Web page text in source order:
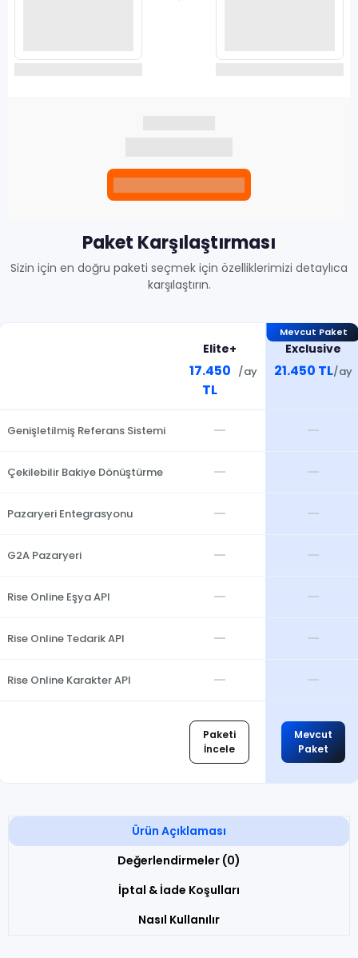
Paket Karşılaştırması
Sizin için en doğru paketi seçmek için özelliklerimizi detaylıca
karşılaştırın.
Elite+
17.450
TL
/ay
Mevcut Paket
Exclusive
21.450 TL/ay
Genişletilmiş Referans Sistemi — —
Çekilebilir Bakiye Dönüştürme — —
Pazaryeri Entegrasyonu — —
G2A Pazaryeri — —
Rise Online Eşya API — —
Rise Online Tedarik API — —
Rise Online Karakter API — —
Paketi
İncele
Mevcut
Paket
Ürün Açıklaması
Değerlendirmeler (0)
İptal & İade Koşulları
Nasıl Kullanılır